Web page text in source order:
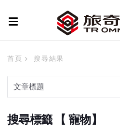
首頁 搜尋結果
搜尋標籤 【 寵物】